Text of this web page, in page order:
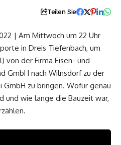
Teilen Sie
| Am Mittwoch um 22 Uhr
in Dreis Tiefenbach, um
von der Firma Eisen- und
GmbH nach Wilnsdorf zu der
GmbH zu bringen. Wofür genau
und wie lange die Bauzeit war,